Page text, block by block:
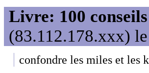
Livre: 100
(83.112.178.xxx)
confondre les miles et les